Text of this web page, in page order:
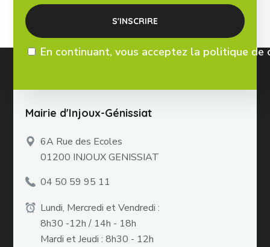
En continuant, vous acceptez la politique
Mairie d'Injoux-Génissiat
6A Rue des Ecoles
01200 INJOUX GENISSIAT
04 50 59 95 11
Lundi, Mercredi et Vendredi :
8h30 -12h / 14h - 18h
Mardi et Jeudi : 8h30 - 12h